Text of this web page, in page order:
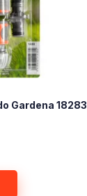
Gardena 18283